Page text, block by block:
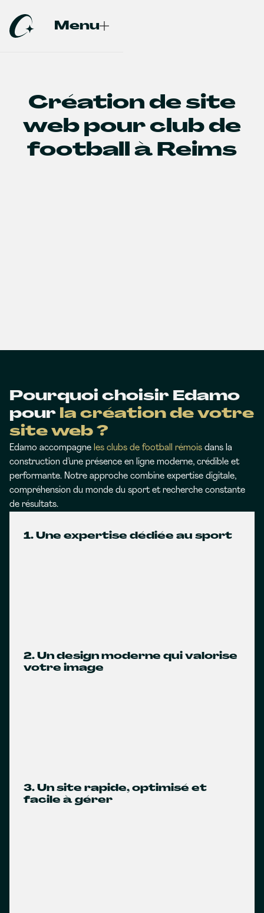
Menu
Création de site
web pour club de
football à Reims
Pourquoi choisir Edamo
pour la création de votre
site web ?
Edamo accompagne les clubs de football rémois dans la
construction d’une présence en ligne moderne, crédible et
performante. Notre approche combine expertise digitale,
compréhension du monde du sport et recherche constante
de résultats.
1. Une expertise dédiée au sport
2. Un design moderne qui valorise
votre image
3. Un site rapide, optimisé et
facile à gérer